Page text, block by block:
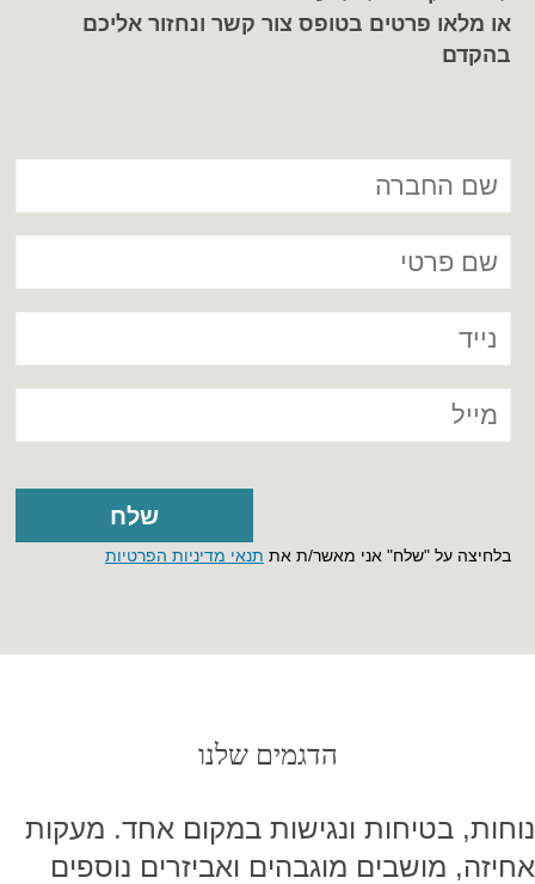
או מלאו פרטים בטופס צור קשר ונחזור אליכם
בהקדם
בלחיצה על "שלח" אני מאשר/ת את תנאי מדיניות הפרטיות
הדגמים שלנו
נוחות, בטיחות ונגישות במקום אחד. מעקות
אחיזה, מושבים מוגבהים ואביזרים נוספים